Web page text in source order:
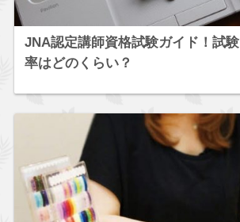
JNA認定講師資格試験ガイド！試
率はどのくらい？